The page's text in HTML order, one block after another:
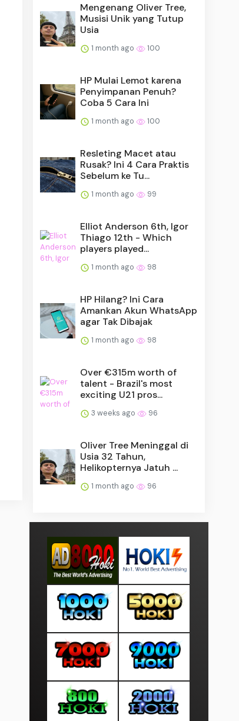
Mengenang Oliver Tree,
Musisi Unik yang Tutup
Usia
1 month ago 100
HP Mulai Lemot karena
Penyimpanan Penuh?
Coba 5 Cara Ini
1 month ago 100
Resleting Macet atau
Rusak? Ini 4 Cara Praktis
Sebelum ke Tu...
1 month ago 99
Elliot Anderson 6th, Igor
Thiago 12th - Which
players played...
1 month ago 98
HP Hilang? Ini Cara
Amankan Akun WhatsApp
agar Tak Dibajak
1 month ago 98
Over €315m worth of
talent - Brazil's most
exciting U21 pros...
3 weeks ago 96
Oliver Tree Meninggal di
Usia 32 Tahun,
Helikopternya Jatuh ...
1 month ago 96